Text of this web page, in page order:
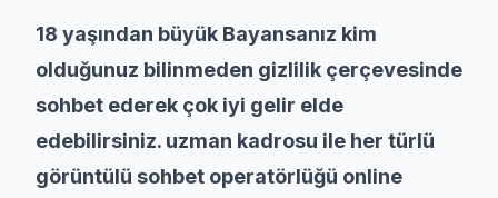
18 yaşından büyük Bayansanız kim
olduğunuz bilinmeden gizlilik çerçevesinde
sohbet ederek çok iyi gelir elde
edebilirsiniz. uzman kadrosu ile her türlü
görüntülü sohbet operatörlüğü online